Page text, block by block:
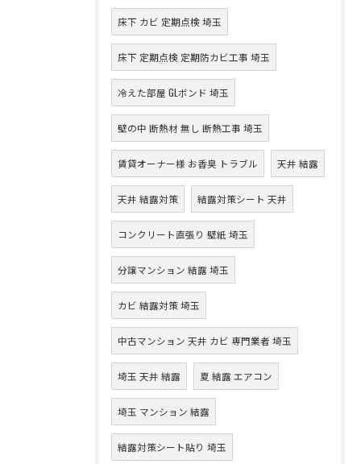
床下 カビ 定期点検 埼玉
床下 定期点検 定期防カビ工事 埼玉
冷えた部屋 GLボンド 埼玉
壁の中 断熱材 無し 断熱工事 埼玉
賃貸オーナー様 お香臭 トラブル 天井 結露
天井 結露対策 結露対策シート 天井
コンクリート直張り 壁紙 埼玉
分譲マンション 結露 埼玉
カビ 結露対策 埼玉
中古マンション 天井 カビ 専門業者 埼玉
埼玉 天井 結露 夏 結露 エアコン
埼玉 マンション 結露
結露対策シート貼り 埼玉